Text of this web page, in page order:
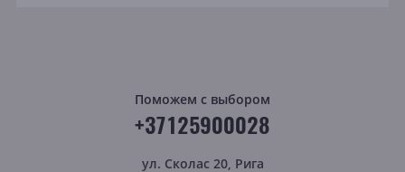
Поможем с выбором
+37125900028
ул. Сколас 20, Рига